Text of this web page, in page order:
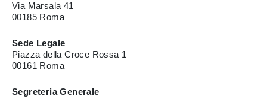
Via Marsala 41
00185 Roma
Sede Legale
Piazza della Croce Rossa 1
00161 Roma
Segreteria Generale